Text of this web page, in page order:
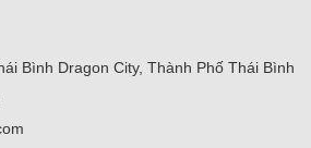
Bình Dragon City, Thành Phố Thái Bình